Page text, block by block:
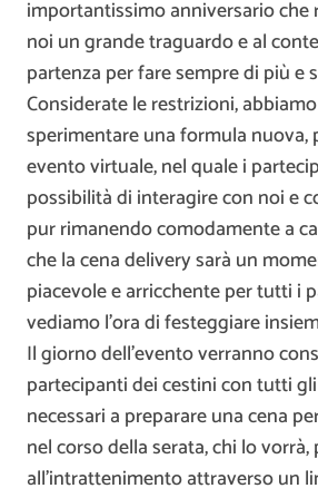
importantissimo anniversario che
noi un grande traguardo e al
partenza per fare sempre di più e
Considerate le restrizioni,
sperimentare una formula nuova,
evento virtuale, nel quale i
possibilità di interagire con noi e
pur rimanendo comodamente a
che la cena delivery sarà un
piacevole e arricchente per tutti i
vediamo l’ora di festeggiare
Il giorno dell’evento verranno
partecipanti dei cestini con tutti
necessari a preparare una cena
nel corso della serata, chi lo
all’intrattenimento attraverso un